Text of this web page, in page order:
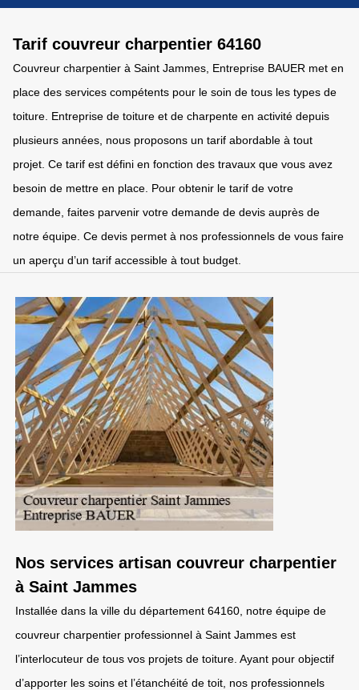
Tarif couvreur charpentier 64160
Couvreur charpentier à Saint Jammes, Entreprise BAUER met en
place des services compétents pour le soin de tous les types de
toiture. Entreprise de toiture et de charpente en activité depuis
plusieurs années, nous proposons un tarif abordable à tout
projet. Ce tarif est défini en fonction des travaux que vous avez
besoin de mettre en place. Pour obtenir le tarif de votre
demande, faites parvenir votre demande de devis auprès de
notre équipe. Ce devis permet à nos professionnels de vous faire
un aperçu d’un tarif accessible à tout budget.
Nos services artisan couvreur charpentier
à Saint Jammes
Installée dans la ville du département 64160, notre équipe de
couvreur charpentier professionnel à Saint Jammes est
l’interlocuteur de tous vos projets de toiture. Ayant pour objectif
d’apporter les soins et l’étanchéité de toit, nos professionnels